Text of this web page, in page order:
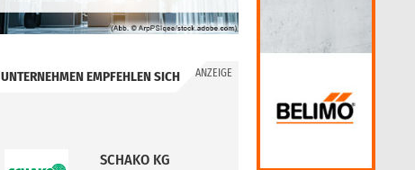
UNTERNEHMEN EMPFEHLEN SICH ANZEIGE
SCHAKO KG